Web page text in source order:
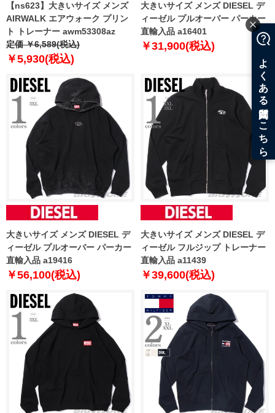
【ns623】大きいサイズ メンズ
AIRWALK エアウォーク プリン
ト トレーナー awm53308az
定価 ￥6,589(税込)
￥5,930(税込)
大きいサイズ メンズ DIESEL デ
ィーゼル プルオーバー パーカー
直輸入品 a16401
￥31,900(税込)
大きいサイズ メンズ DIESEL デ
ィーゼル プルオーバー パーカー
直輸入品 a19416
￥56,100(税込)
大きいサイズ メンズ DIESEL デ
ィーゼル フルジップ トレーナー
直輸入品 a11439
￥39,600(税込)